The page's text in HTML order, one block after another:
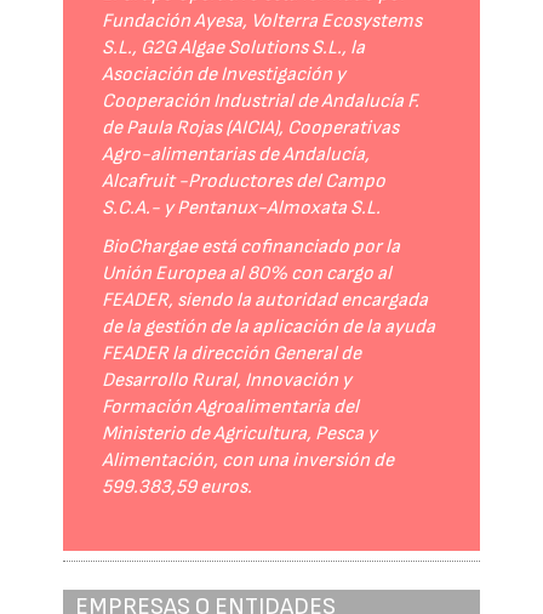
Fundación Ayesa, Volterra Ecosystems
S.L., G2G Algae Solutions S.L., la
Asociación de Investigación y
Cooperación Industrial de Andalucía F.
de Paula Rojas (AICIA), Cooperativas
Agro-alimentarias de Andalucía,
Alcafruit -Productores del Campo
S.C.A.- y Pentanux-Almoxata S.L.
BioChargae está cofinanciado por la
Unión Europea al 80% con cargo al
FEADER, siendo la autoridad encargada
de la gestión de la aplicación de la ayuda
FEADER la dirección General de
Desarrollo Rural, Innovación y
Formación Agroalimentaria del
Ministerio de Agricultura, Pesca y
Alimentación, con una inversión de
599.383,59 euros.
EMPRESAS O ENTIDADES